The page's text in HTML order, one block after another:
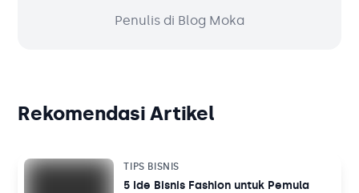
Penulis di Blog Moka
Rekomendasi Artikel
TIPS BISNIS
5 Ide Bisnis Fashion untuk Pemula